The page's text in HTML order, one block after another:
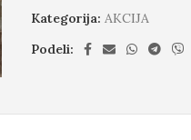
Kategorija: AKCIJA
Podeli: